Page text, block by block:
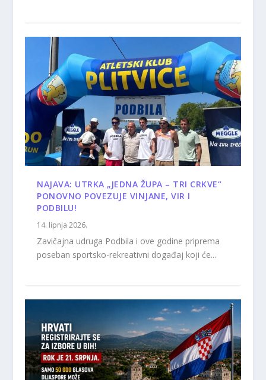
NAJAVA: UTRKA „JEDNA ŽUPA – TRI CRKVE“
PONOVNO POVEZUJE VINJANE, VIR I
PODBILU!
14. lipnja 2026.
Zavičajna udruga Podbila i ove godine priprema
poseban sportsko-rekreativni događaj koji će...